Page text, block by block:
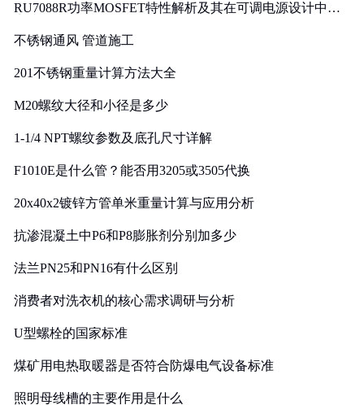
RU7088R功率MOSFET特性解析及其在可调电源设计中的
不锈钢通风 管道施工
201不锈钢重量计算方法大全
M20螺纹大径和小径是多少
1-1/4 NPT螺纹参数及底孔尺寸详解
F1010E是什么管？能否用3205或3505代换
20x40x2镀锌方管单米重量计算与应用分析
抗渗混凝土中P6和P8膨胀剂分别加多少
法兰PN25和PN16有什么区别
消费者对洗衣机的核心需求调研与分析
U型螺栓的国家标准
煤矿用电热取暖器是否符合防爆电气设备标准
照明母线槽的主要作用是什么